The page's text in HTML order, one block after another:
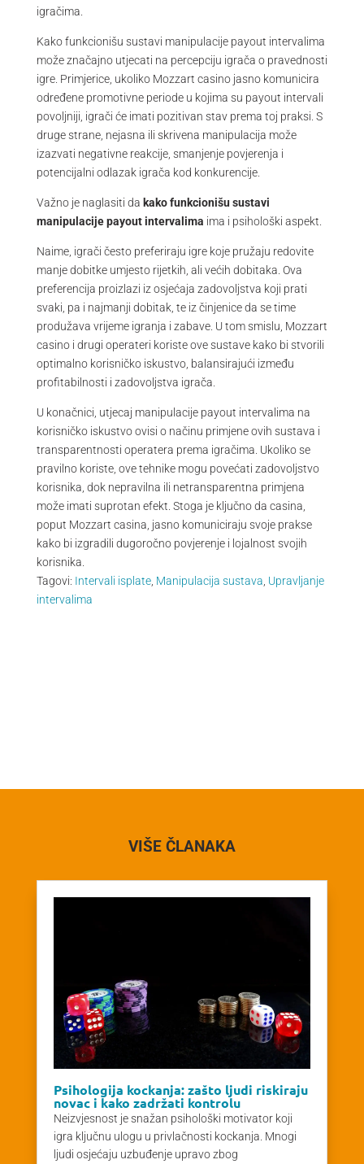
igračima.
Kako funkcionišu sustavi manipulacije payout intervalima
može značajno utjecati na percepciju igrača o pravednosti
igre. Primjerice, ukoliko Mozzart casino jasno komunicira
određene promotivne periode u kojima su payout intervali
povoljniji, igrači će imati pozitivan stav prema toj praksi. S
druge strane, nejasna ili skrivena manipulacija može
izazvati negativne reakcije, smanjenje povjerenja i
potencijalni odlazak igrača kod konkurencije.
Važno je naglasiti da kako funkcionišu sustavi
manipulacije payout intervalima ima i psihološki aspekt.
Naime, igrači često preferiraju igre koje pružaju redovite
manje dobitke umjesto rijetkih, ali većih dobitaka. Ova
preferencija proizlazi iz osjećaja zadovoljstva koji prati
svaki, pa i najmanji dobitak, te iz činjenice da se time
produžava vrijeme igranja i zabave. U tom smislu, Mozzart
casino i drugi operateri koriste ove sustave kako bi stvorili
optimalno korisničko iskustvo, balansirajući između
profitabilnosti i zadovoljstva igrača.
U konačnici, utjecaj manipulacije payout intervalima na
korisničko iskustvo ovisi o načinu primjene ovih sustava i
transparentnosti operatera prema igračima. Ukoliko se
pravilno koriste, ove tehnike mogu povećati zadovoljstvo
korisnika, dok nepravilna ili netransparentna primjena
može imati suprotan efekt. Stoga je ključno da casina,
poput Mozzart casina, jasno komuniciraju svoje prakse
kako bi izgradili dugoročno povjerenje i lojalnost svojih
korisnika.
Tagovi: Intervali isplate, Manipulacija sustava Upravljanje
intervalima
VIŠE ČLANAKA
Psihologija kockanja: zašto ljudi riskiraju
novac i kako zadržati kontrolu
Neizvjesnost je snažan psihološki motivator koji
igra ključnu ulogu u privlačnosti kockanja. Mnogi
ljudi osjećaju uzbuđenje upravo zbog